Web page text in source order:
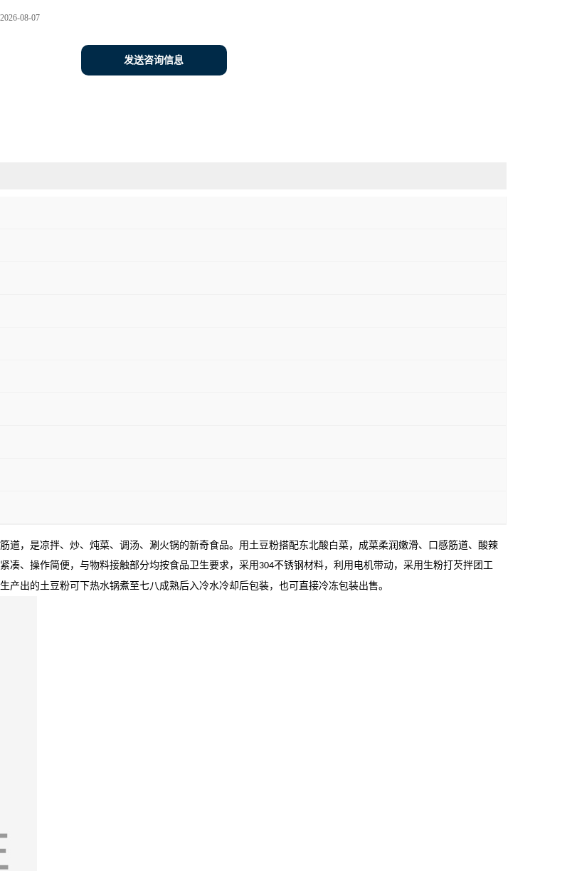
2026-08-07
发送咨询信息
道，是凉拌、炒、炖菜、调汤、涮火锅的新奇食品。用土豆粉搭配东北酸白菜，成菜柔润嫩滑、口感筋道、酸辣
凑、操作简便，与物料接触部分均按食品卫生要求，采用 304不锈钢材料，利用电机带动，采用生粉打芡拌团工
出的土豆粉可下热水锅煮至七八成熟后入冷水冷却后包装，也可直接冷冻包装出售。